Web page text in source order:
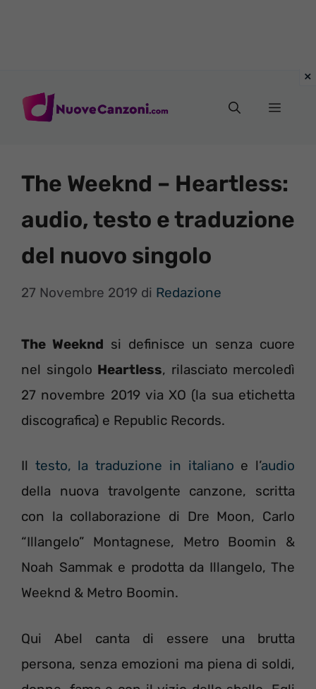
Menu
The Weeknd – Heartless:
audio, testo e traduzione
del nuovo singolo
27 Novembre 2019 di Redazione
The Weeknd si definisce un senza cuore
nel singolo Heartless, rilasciato mercoledì
27 novembre 2019 via XO (la sua etichetta
discografica) e Republic Records.
Il testo, la traduzione in italiano e l’audio
della nuova travolgente canzone, scritta
con la collaborazione di Dre Moon, Carlo
“Illangelo” Montagnese, Metro Boomin &
Noah Sammak e prodotta da Illangelo, The
Weeknd & Metro Boomin.
Qui Abel canta di essere una brutta
persona, senza emozioni ma piena di soldi,